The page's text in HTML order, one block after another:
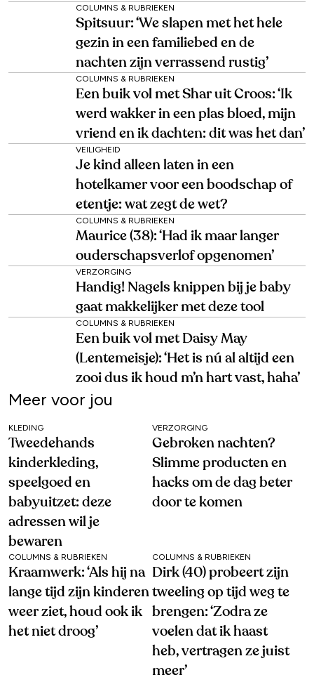
COLUMNS & RUBRIEKEN
Spitsuur: ‘We slapen met het hele
gezin in een familiebed en de
nachten zijn verrassend rustig’
COLUMNS & RUBRIEKEN
Een buik vol met Shar uit Croos: ‘Ik
werd wakker in een plas bloed, mijn
vriend en ik dachten: dit was het dan’
VEILIGHEID
Je kind alleen laten in een
hotelkamer voor een boodschap of
etentje: wat zegt de wet?
COLUMNS & RUBRIEKEN
Maurice (38): ‘Had ik maar langer
ouderschapsverlof opgenomen’
VERZORGING
Handig! Nagels knippen bij je baby
gaat makkelijker met deze tool
COLUMNS & RUBRIEKEN
Een buik vol met Daisy May
(Lentemeisje): ‘Het is nú al altijd een
zooi dus ik houd m’n hart vast, haha’
Meer voor jou
KLEDING
Tweedehands
kinderkleding,
speelgoed en
babyuitzet: deze
adressen wil je
bewaren
VERZORGING
Gebroken nachten?
Slimme producten en
hacks om de dag beter
door te komen
COLUMNS & RUBRIEKEN
Kraamwerk: ‘Als hij na
lange tijd zijn kinderen
weer ziet, houd ook ik
het niet droog’
COLUMNS & RUBRIEKEN
Dirk (40) probeert zijn
tweeling op tijd weg te
brengen: ‘Zodra ze
voelen dat ik haast
heb, vertragen ze juist
meer’